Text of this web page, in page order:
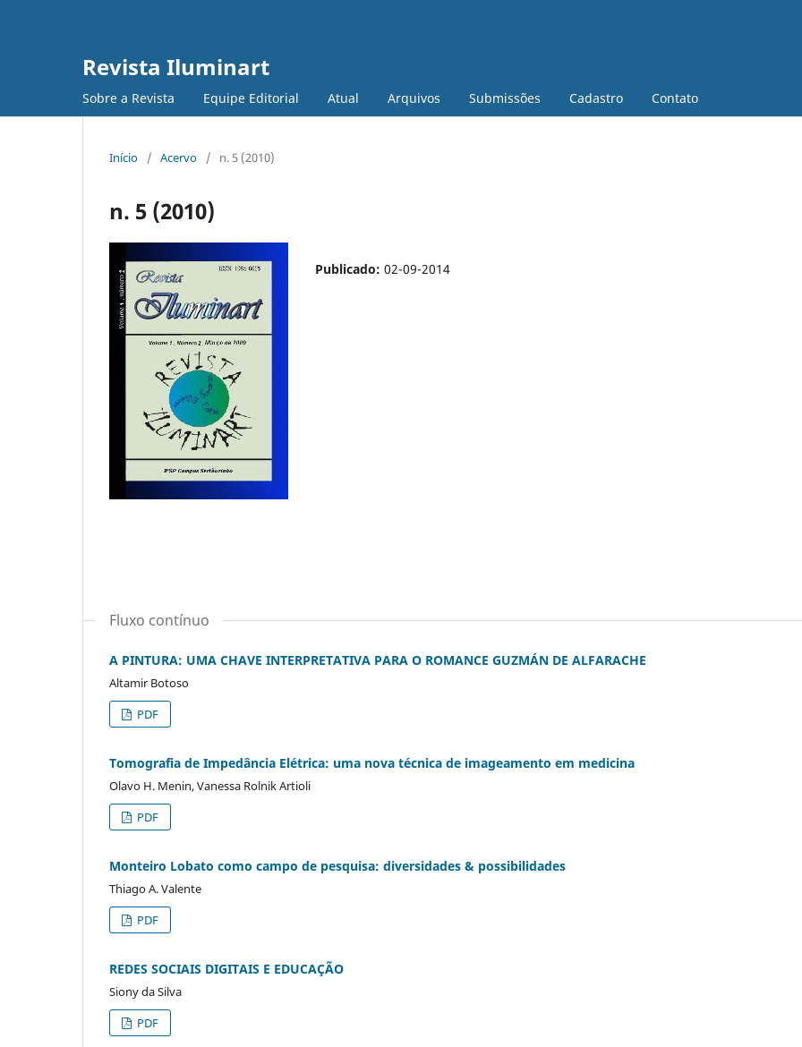
Revista Iluminart
Sobre a Revista Equipe Editorial Atual Arquivos Submissões Cadastro Contato
Início / Acervo / n. 5 (2010)
n. 5 (2010)
Publicado: 02-09-2014
Fluxo contínuo
A PINTURA: UMA CHAVE INTERPRETATIVA PARA O ROMANCE GUZMÁN DE ALFARACHE
Altamir Botoso
PDF
Tomografia de Impedância Elétrica: uma nova técnica de imageamento em medicina
Olavo H. Menin, Vanessa Rolnik Artioli
PDF
Monteiro Lobato como campo de pesquisa: diversidades & possibilidades
Thiago A. Valente
PDF
REDES SOCIAIS DIGITAIS E EDUCAÇÃO
Siony da Silva
PDF